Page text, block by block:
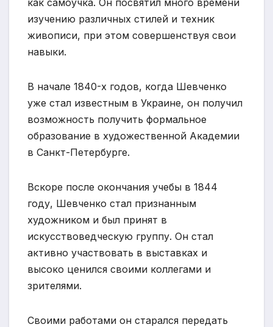
изучению различных стилей и техник
живописи, при этом совершенствуя свои
навыки.
В начале 1840-х годов, когда Шевченко
уже стал известным в Украине, он получил
возможность получить формальное
образование в художественной Академии
в Санкт-Петербурге.
Вскоре после окончания учебы в 1844
году, Шевченко стал признанным
художником и был принят в
искусствоведческую группу. Он стал
активно участвовать в выставках и
высоко ценился своими коллегами и
зрителями.
Своими работами он старался передать